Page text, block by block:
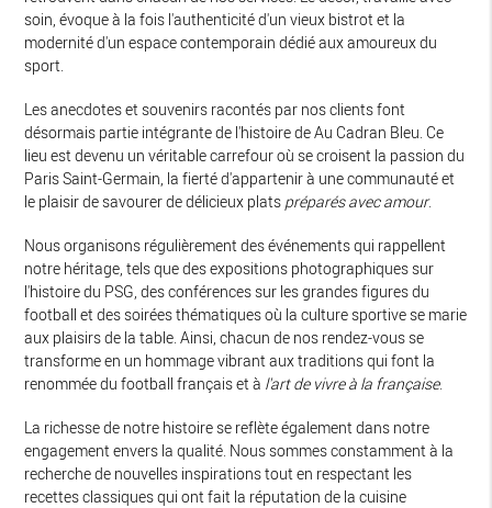
soin, évoque à la fois l'authenticité d'un vieux bistrot et la
modernité d'un espace contemporain dédié aux amoureux du
sport.
Les anecdotes et souvenirs racontés par nos clients font
désormais partie intégrante de l'histoire de Au Cadran Bleu. Ce
lieu est devenu un véritable carrefour où se croisent la passion du
Paris Saint-Germain, la fierté d'appartenir à une communauté et
le plaisir de savourer de délicieux plats préparés avec amour.
Nous organisons régulièrement des événements qui rappellent
notre héritage, tels que des expositions photographiques sur
l'histoire du PSG, des conférences sur les grandes figures du
football et des soirées thématiques où la culture sportive se marie
aux plaisirs de la table. Ainsi, chacun de nos rendez-vous se
transforme en un hommage vibrant aux traditions qui font la
renommée du football français et à l'art de vivre à la française.
La richesse de notre histoire se reflète également dans notre
engagement envers la qualité. Nous sommes constamment à la
recherche de nouvelles inspirations tout en respectant les
recettes classiques qui ont fait la réputation de la cuisine